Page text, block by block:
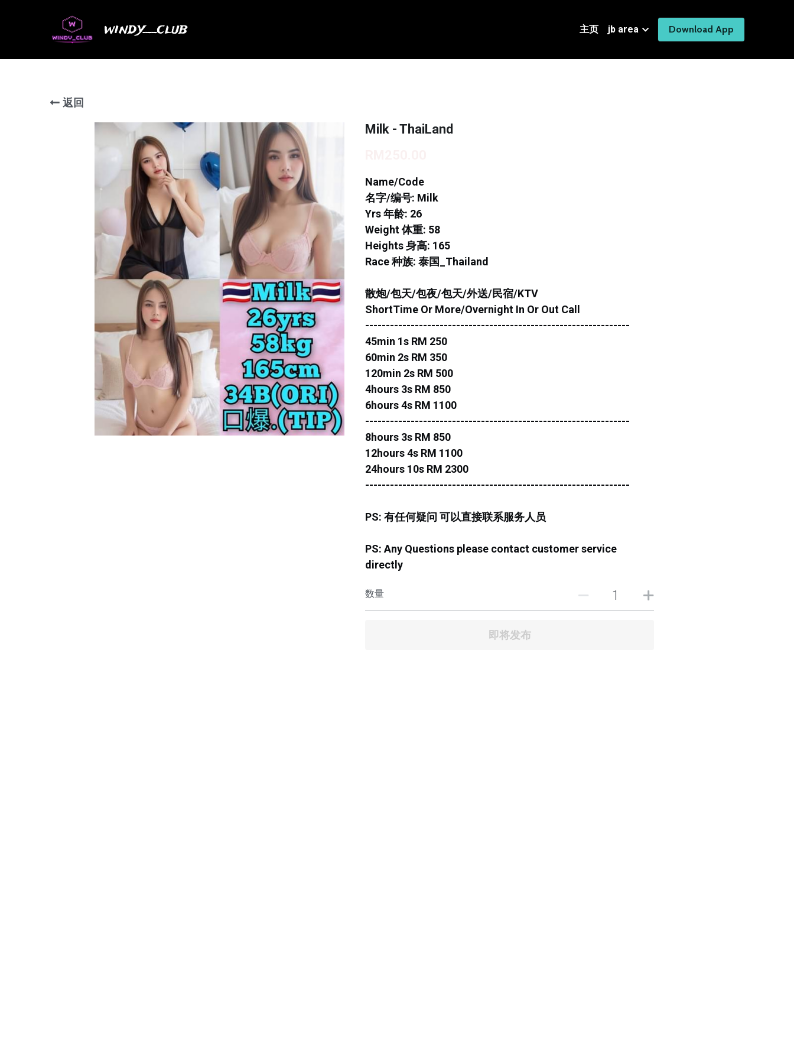
windy__club 主页 jb area Download App
返回
Milk - ThaiLand
Name/Code
名字/编号: Milk
Yrs 年龄: 26
Weight 体重: 58
Heights 身高: 165
Race 种族: 泰国_Thailand
散炮/包天/包夜/包天/外送/民宿/KTV
ShortTime Or More/Overnight In Or Out Call
----------------------------------------------------------------
45min 1s RM 250
60min 2s RM 350
120min 2s RM 500
4hours 3s RM 850
6hours 4s RM 1100
----------------------------------------------------------------
8hours 3s RM 850
12hours 4s RM 1100
24hours 10s RM 2300
----------------------------------------------------------------
PS: 有任何疑问 可以直接联系服务人员
PS: Any Questions please contact customer service
directly
数量
即将发布